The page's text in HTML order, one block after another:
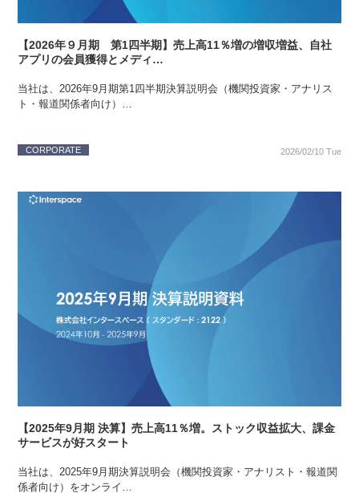
【2026年９月期 第1四半期】売上高11％増の増収増益、自社
アプリの会員獲得とメディ…
当社は、2026年9月期第1四半期決算説明会（機関投資家・アナリス
ト・報道関係者向け）…
CORPORATE 2026/02/10 Tue
【2025年9月期 決算】売上高11％増。ストック収益拡大、課金
サービスが好スタート
当社は、2025年9月期決算説明会（機関投資家・アナリスト・報道関
係者向け）をオンライ…